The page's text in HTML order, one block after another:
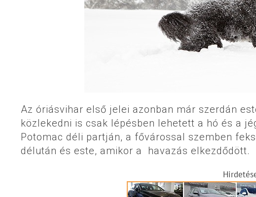
Az óriásvihar első jelei azonban már szerdán
közlekedni is csak lépésben lehetett a hó és a
Potomac déli partján, a fővárossal szemben
délután és este, amikor a havazás elkezdődött.